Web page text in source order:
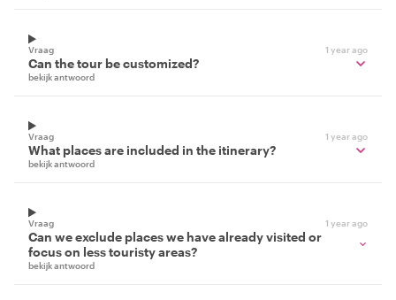
Vraag 1 year ago
Can the tour be customized?
bekijk antwoord
Vraag 1 year ago
What places are included in the itinerary?
bekijk antwoord
Vraag 1 year ago
Can we exclude places we have already visited or
focus on less touristy areas?
bekijk antwoord